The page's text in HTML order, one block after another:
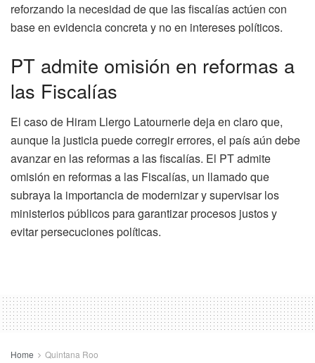
reforzando la necesidad de que las fiscalías actúen con
base en evidencia concreta y no en intereses políticos.
PT admite omisión en reformas a
las Fiscalías
El caso de Hiram Llergo Latournerie deja en claro que,
aunque la justicia puede corregir errores, el país aún debe
avanzar en las reformas a las fiscalías. El PT admite
omisión en reformas a las Fiscalías, un llamado que
subraya la importancia de modernizar y supervisar los
ministerios públicos para garantizar procesos justos y
evitar persecuciones políticas.
Home Quintana Roo